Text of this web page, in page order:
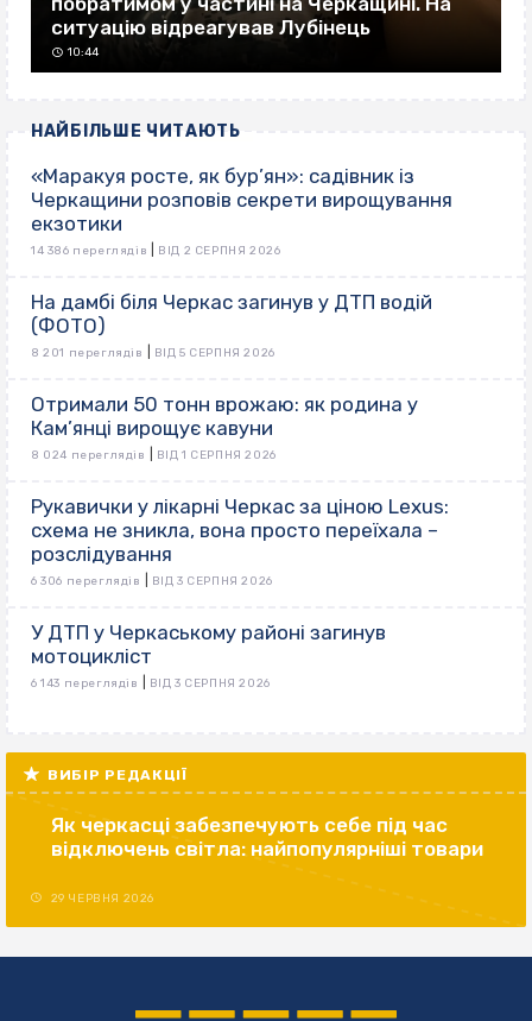
ситуацію відреагував Лубінець
10:44
НАЙБІЛЬШЕ ЧИТАЮТЬ
«Маракуя росте, як бур’ян»: садівник із
Черкащини розповів секрети вирощування
екзотики
14 386 переглядів ВІД 2 СЕРПНЯ 2026
На дамбі біля Черкас загинув у ДТП водій
(ФОТО)
8 201 переглядів ВІД 5 СЕРПНЯ 2026
Отримали 50 тонн врожаю: як родина у
Кам’янці вирощує кавуни
8 024 переглядів ВІД 1 СЕРПНЯ 2026
Рукавички у лікарні Черкас за ціною Lexus:
схема не зникла, вона просто переїхала –
розслідування
6 306 переглядів ВІД 3 СЕРПНЯ 2026
У ДТП у Черкаському районі загинув
мотоцикліст
6 143 переглядів ВІД 3 СЕРПНЯ 2026
ВИБІР РЕДАКЦІЇ
Як черкасці забезпечують себе під час
відключень світла: найпопулярніші товари
29 ЧЕРВНЯ 2026